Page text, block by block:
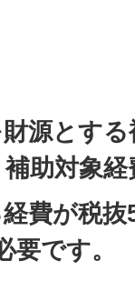
源とす
助対象
費が税
要です。